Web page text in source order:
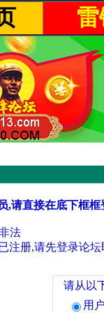
,请直接在底下框
法
注册,请先登录论
请从以
用